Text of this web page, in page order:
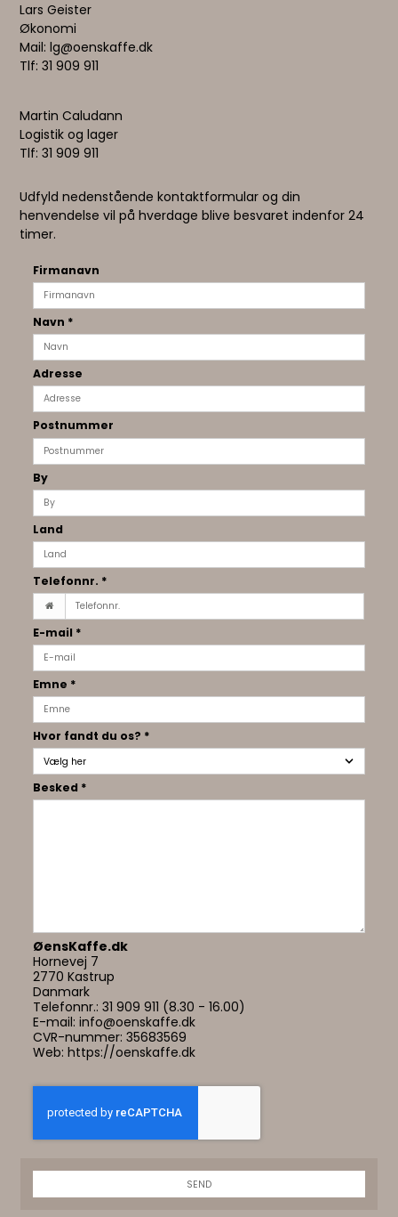
Lars Geister
Økonomi
Mail: lg@oenskaffe.dk
Tlf: 31 909 911
Martin Caludann
Logistik og lager
Tlf: 31 909 911
Udfyld nedenstående kontaktformular og din
henvendelse vil på hverdage blive besvaret indenfor 24
timer.
Firmanavn
Navn *
Adresse
Postnummer
By
Land
Telefonnr. *
E-mail *
Emne *
Hvor fandt du os? *
Besked *
ØensKaffe.dk
Hornevej 7
2770 Kastrup
Danmark
Telefonnr.:31 909 911 (8.30 - 16.00)
E-mail:info@oenskaffe.dk
CVR-nummer: 35683569
Web:https://oenskaffe.dk
SEND